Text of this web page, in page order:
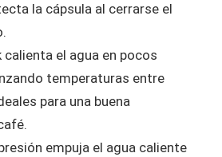
la cápsula al cerrarse el
calienta el agua en pocos
temperaturas entre
para una buena
empuja el agua caliente